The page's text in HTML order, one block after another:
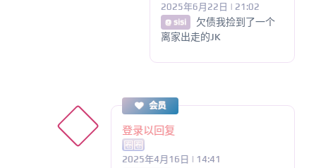
2025年6月22日 | 21:02
@ sisi
欠债我捡到了一个
离家出走的JK
会员
登录以回复
圈圈
2025年4月16日 | 14:41